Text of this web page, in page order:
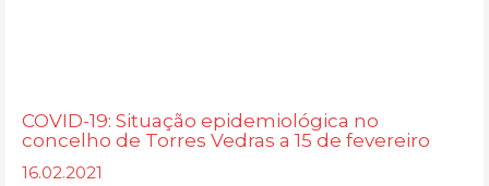
COVID-19: Situação epidemiológica no
concelho de Torres Vedras a 15 de fevereiro
16.02.2021